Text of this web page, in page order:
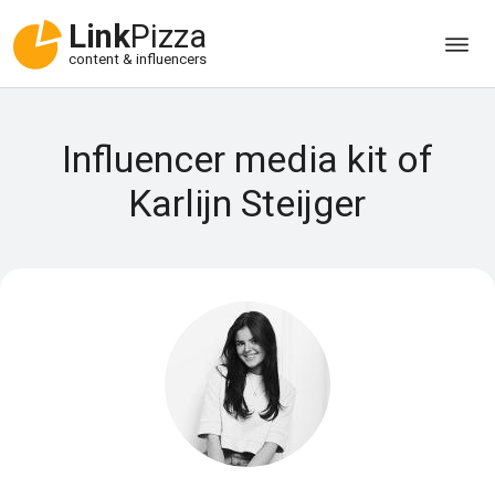
LinkPizza
content & influencers
Influencer media kit of
Karlijn Steijger